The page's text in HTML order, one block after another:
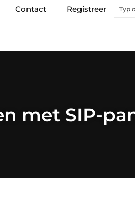
Contact Registreer
met SIP-